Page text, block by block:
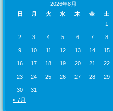
2026年8月
日
月 火 水 木 金
土
1
2 3 4 5 6 7 8
9 10 11 12 13 14 15
16 17 18 19 20 21 22
23 24 25 26 27 28 29
30
31
« 7月